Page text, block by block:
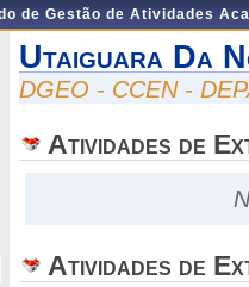
de Gestão de Atividades
Utaiguara Da
DGEO - CCEN -
Atividades de
Atividades de